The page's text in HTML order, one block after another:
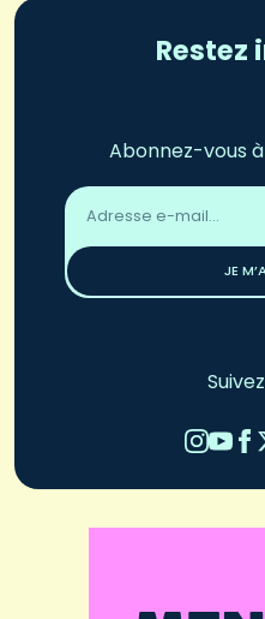
Restez
Abonnez-vous
Adresse
email
JE